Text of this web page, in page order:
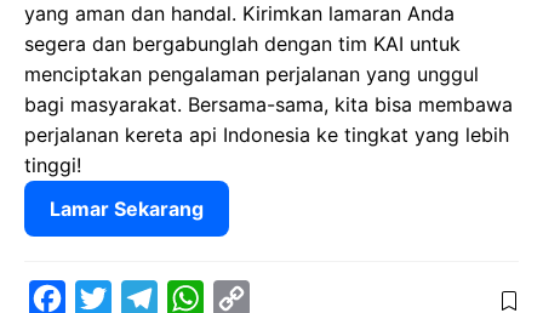
yang aman dan handal. Kirimkan lamaran Anda
segera dan bergabunglah dengan tim KAI untuk
menciptakan pengalaman perjalanan yang unggul
bagi masyarakat. Bersama-sama, kita bisa membawa
perjalanan kereta api Indonesia ke tingkat yang lebih
tinggi!
Lamar Sekarang
W